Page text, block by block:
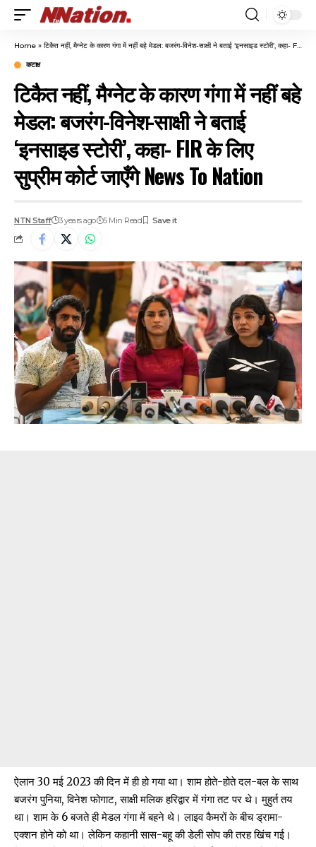
Home » टिकैत नहीं, मैग्नेट के कारण गंगा में नहीं बहे मेडल: बजरंग-विनेश-साक्षी ने बताई ‘इनसाइड स्टोरी’, कहा- FIR के लिए सुप्रीम कोर्ट जाएँगे News To Nation
कटाक्ष
टिकैत नहीं, मैग्नेट के कारण गंगा में नहीं बहे
मेडल: बजरंग-विनेश-साक्षी ने बताई
‘इनसाइड स्टोरी’, कहा- FIR के लिए
सुप्रीम कोर्ट जाएँगे News To Nation
NTN Staff 3 years ago 5 Min Read
ऐलान 30 मई 2023 की दिन में ही हो गया था। शाम होते-होते दल-बल के साथ
बजरंग पुनिया, विनेश फोगाट, साक्षी मलिक हरिद्वार में गंगा तट पर थे। मुहुर्त तय
था। शाम के 6 बजते ही मेडल गंगा में बहने थे। लाइव कैमरों के बीच ड्रामा-
एक्शन होने को था। लेकिन कहानी सास-बहू की डेली सोप की तरह खिंच गई।